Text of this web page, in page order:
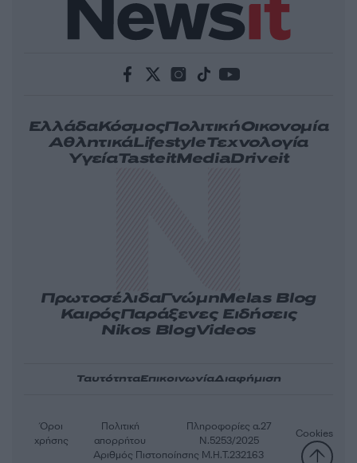
ΕλλάδαΚόσμοςΠολιτικήΟικονομία
ΑθλητικάLifestyleΤεχνολογία
ΥγείαTasteitMediaDriveit
ΠρωτοσέλιδαΓνώμηMelas Blog
ΚαιρόςΠαράξενες Ειδήσεις
Nikos BlogVideos
ΤαυτότηταΕπικοινωνίαΔιαφήμιση
Αριθμός Πιστοποίησης Μ.Η.Τ.232163
Όροι
χρήσης
Πολιτική
απορρήτου
Πληροφορίες α.27
Ν.5253/2025
Cookies